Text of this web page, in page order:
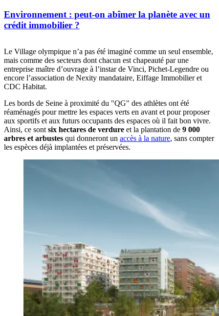
Environnement : peut-on abîmer la planète avec un
crédit immobilier ?
Le Village olympique n’a pas été imaginé comme un seul ensemble,
mais comme des secteurs dont chacun est chapeauté par une
entreprise maître d’ouvrage à l’instar de Vinci, Pichet-Legendre ou
encore l’association de Nexity mandataire, Eiffage Immobilier et
CDC Habitat.
Les bords de Seine à proximité du "QG" des athlètes ont été
réaménagés pour mettre les espaces verts en avant et pour proposer
aux sportifs et aux futurs occupants des espaces où il fait bon vivre.
Ainsi, ce sont six hectares de verdure et la plantation de 9 000
arbres et arbustes qui donneront un accès à la nature, sans compter
les espèces déjà implantées et préservées.